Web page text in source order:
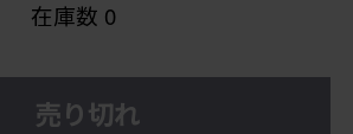
在庫数 0
売り切れ